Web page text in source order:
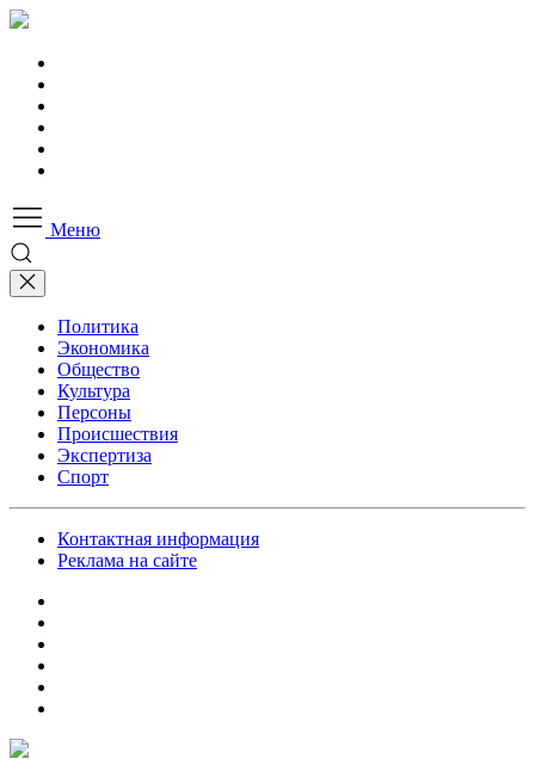
Меню
Политика
Экономика
Общество
Культура
Персоны
Происшествия
Экспертиза
Спорт
Контактная информация
Реклама на сайте